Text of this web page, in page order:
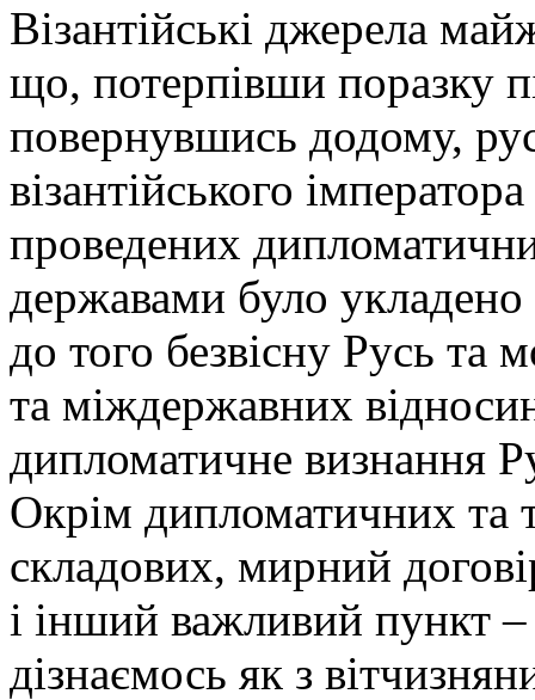
Візантійські джерела
що, потерпівши поразку
повернувшись додому,
візантійського
проведених
державами було
до того безвісну Русь
та міждержавних
дипломатичне визнання
Окрім дипломатичних та
складових, мирний
і інший важливий пункт
дізнаємось як з